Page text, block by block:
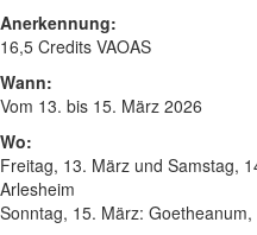
Anerkennung:
16,5 Credits VAOAS
Wann:
Vom 13. bis 15. März 2026
Wo:
Freitag, 13. März und Samstag,
Arlesheim
Sonntag, 15. März: